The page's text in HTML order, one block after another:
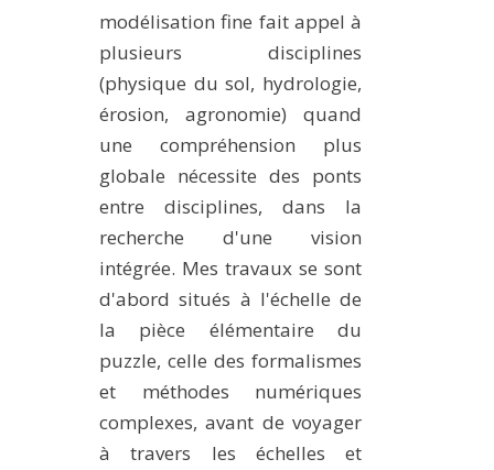
modélisation fine fait appel à
plusieurs disciplines
(physique du sol, hydrologie,
érosion, agronomie) quand
une compréhension plus
globale nécessite des ponts
entre disciplines, dans la
recherche d'une vision
intégrée. Mes travaux se sont
d'abord situés à l'échelle de
la pièce élémentaire du
puzzle, celle des formalismes
et méthodes numériques
complexes, avant de voyager
à travers les échelles et